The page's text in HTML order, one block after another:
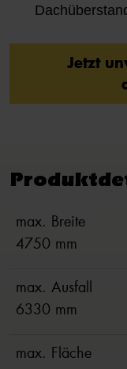
Jetzt
max. Breite
4750 mm
max. Ausfall
6330 mm
max. Fläche